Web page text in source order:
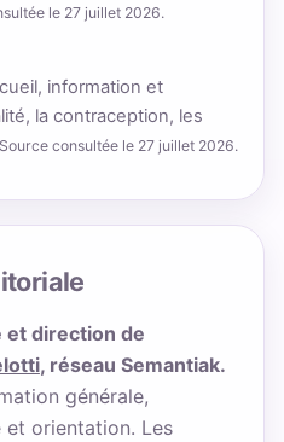
le 27 juillet 2026.
information et
la contraception, les
Source consultée le 27 juillet 2026.
et direction de
, réseau Semantiak.
générale,
orientation. Les